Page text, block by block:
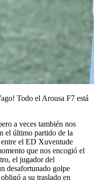
Todo el Arousa F7 está
a veces también nos
el último partido de la
el ED Xuventude
que nos encogió el
el jugador del
desafortunado golpe
a su traslado en